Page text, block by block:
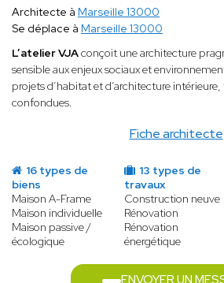
Fiche architecte
Architecte à Marseille 13000
Se déplace à Marseille 13000
L’atelier VJAconçoit une architecture
sensible aux enjeux sociaux et
projets d’habitat et d’architecture
confondues.
16 types de
biens
Maison A-Frame
Maison individuelle
Maison passive /
écologique
13 types de
travaux
Construction neuve
Rénovation
Rénovation
énergétique